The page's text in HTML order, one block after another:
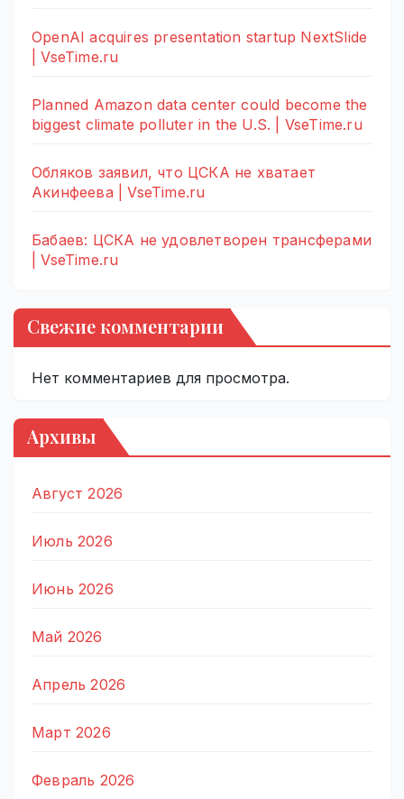
OpenAI acquires presentation startup NextSlide
| VseTime.ru
Planned Amazon data center could become the
biggest climate polluter in the U.S. | VseTime.ru
Обляков заявил, что ЦСКА не хватает
Акинфеева | VseTime.ru
Бабаев: ЦСКА не удовлетворен трансферами
| VseTime.ru
Свежие комментарии
Нет комментариев для просмотра.
Архивы
Август 2026
Июль 2026
Июнь 2026
Май 2026
Апрель 2026
Март 2026
Февраль 2026